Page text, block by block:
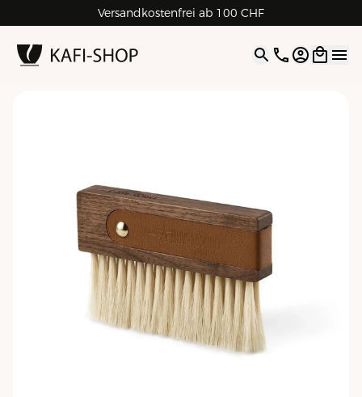
Versandkostenfrei ab 100 CHF
4.9| 5.0 Google
Open